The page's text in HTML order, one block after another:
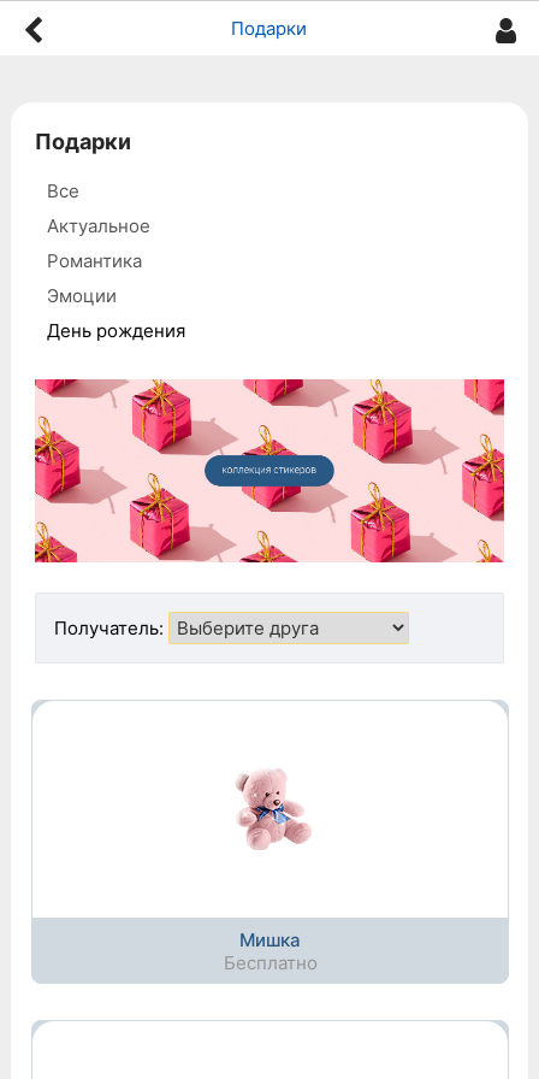
Подарки
Подарки
Все
Актуальное
Романтика
Эмоции
День рождения
Получатель:
Мишка
Бесплатно